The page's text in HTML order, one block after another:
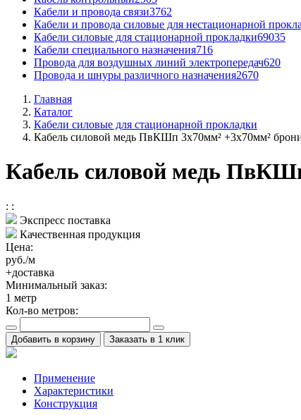
Кабели и провода связи3762
Кабели и провода силовые для нестационарной
Кабели силовые для стационарной прокладки69035
Кабели специального назначения716
Провода для воздушных линий электропередач620
Провода и шнуры различного назначения2670
Главная
Каталог
Кабели силовые для стационарной прокладки
Кабель силовой медь ПвКШп 3x70мм² +3x70мм²
Кабель силовой медь
: :
Экспресс поставка
Качественная продукция
Цена:
руб./м
+доставка
Минимальный заказ:
1 метр
Кол-во метров:
Добавить в корзину Заказать в 1 клик
Применение
Характеристики
Конструкция